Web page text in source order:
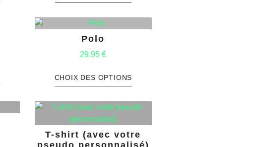
Polo
29,95€
CHOIX DES OPTIONS
T-shirt (avec votre